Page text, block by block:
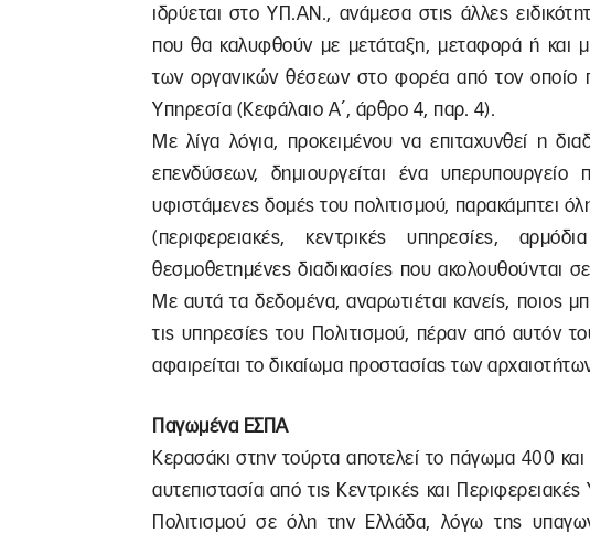
ιδρύεται στο ΥΠ.ΑΝ., ανάμεσα στις άλλες
που θα καλυφθούν με μετάταξη, μεταφορά ή και
των οργανικών θέσεων στο φορέα από τον οποίο
Υπηρεσία (Κεφάλαιο Α΄, άρθρο 4, παρ. 4).
Με λίγα λόγια, προκειμένου να επιταχυνθεί η
επενδύσεων, δημιουργείται ένα
υφιστάμενες δομές του πολιτισμού, παρακάμπτει
(περιφερειακές, κεντρικές υπηρεσίες,
θεσμοθετημένες διαδικασίες που ακολουθούνται
Με αυτά τα δεδομένα, αναρωτιέται κανείς, ποιος
τις υπηρεσίες του Πολιτισμού, πέραν από αυτόν
αφαιρείται το δικαίωμα προστασίας των
Παγωμένα ΕΣΠΑ
Κερασάκι στην τούρτα αποτελεί το πάγωμα 400
αυτεπιστασία από τις Κεντρικές και
Πολιτισμού σε όλη την Ελλάδα, λόγω της